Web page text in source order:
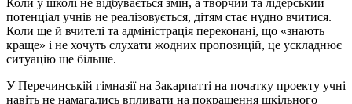
Коли у школі не відбувається змін, а творчий та лідерський
потенціал учнів не реалізовується, дітям стає нудно вчитися.
Коли ще й вчителі та адміністрація переконані, що «знають
краще» і не хочуть слухати жодних пропозицій, це ускладнює
ситуацію ще більше.
У Перечинській гімназії на Закарпатті на початку проекту учні
навіть не намагались впливати на покращення шкільного